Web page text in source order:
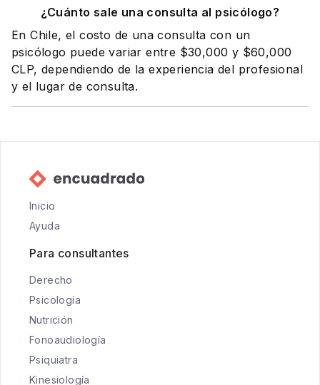
¿Cuánto sale una consulta al psicólogo?
En Chile, el costo de una consulta con un
psicólogo puede variar entre $30,000 y $60,000
CLP, dependiendo de la experiencia del profesional
y el lugar de consulta.
Inicio
Ayuda
Para consultantes
Derecho
Psicología
Nutrición
Fonoaudiología
Psiquiatra
Kinesiología